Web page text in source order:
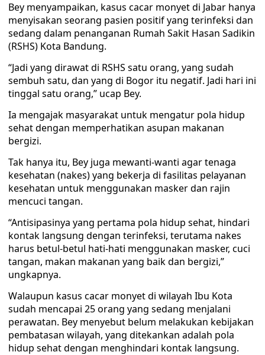
Bey menyampaikan, kasus cacar monyet di Jabar hanya
menyisakan seorang pasien positif yang terinfeksi dan
sedang dalam penanganan Rumah Sakit Hasan Sadikin
(RSHS) Kota Bandung.
“Jadi yang dirawat di RSHS satu orang, yang sudah
sembuh satu, dan yang di Bogor itu negatif. Jadi hari ini
tinggal satu orang,” ucap Bey.
Ia mengajak masyarakat untuk mengatur pola hidup
sehat dengan memperhatikan asupan makanan
bergizi.
Tak hanya itu, Bey juga mewanti-wanti agar tenaga
kesehatan (nakes) yang bekerja di fasilitas pelayanan
kesehatan untuk menggunakan masker dan rajin
mencuci tangan.
“Antisipasinya yang pertama pola hidup sehat, hindari
kontak langsung dengan terinfeksi, terutama nakes
harus betul-betul hati-hati menggunakan masker, cuci
tangan, makan makanan yang baik dan bergizi,”
ungkapnya.
Walaupun kasus cacar monyet di wilayah Ibu Kota
sudah mencapai 25 orang yang sedang menjalani
perawatan. Bey menyebut belum melakukan kebijakan
pembatasan wilayah, yang ditekankan adalah pola
hidup sehat dengan menghindari kontak langsung.